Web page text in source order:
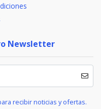
Newsletter
recibir noticias y ofertas.